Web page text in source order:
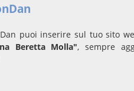
puoi inserire sul tuo sito
Beretta Molla", sempre